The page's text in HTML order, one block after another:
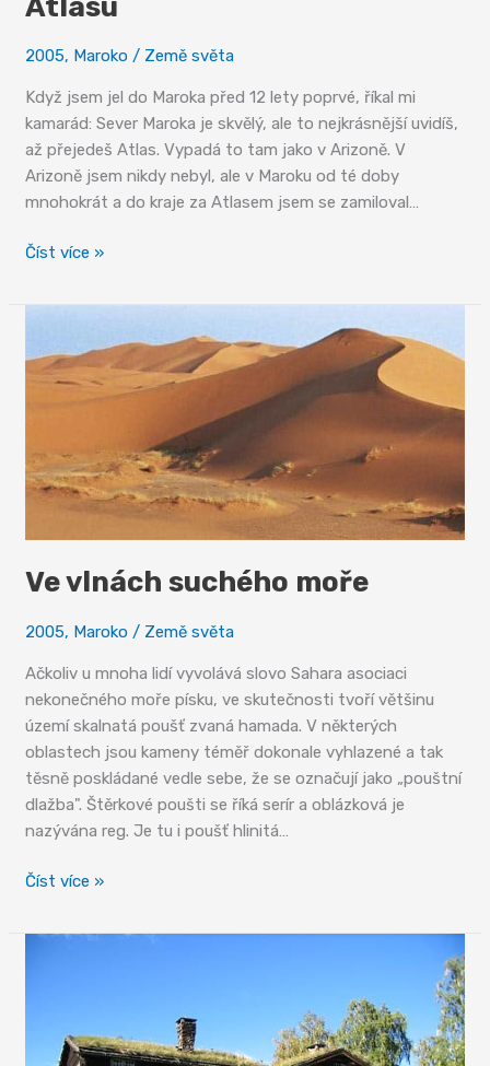
2005, Maroko / Země světa
Když jsem jel do Maroka před 12 lety poprvé, říkal mi
kamarád: Sever Maroka je skvělý, ale to nejkrásnější uvidíš,
až přejedeš Atlas. Vypadá to tam jako v Arizoně. V
Arizoně jsem nikdy nebyl, ale v Maroku od té doby
mnohokrát a do kraje za Atlasem jsem se zamiloval…
Křížem
pustinami
Číst více »
Ve vlnách suchého moře
2005, Maroko / Země světa
Ačkoliv u mnoha lidí vyvolává slovo Sahara asociaci
nekonečného moře písku, ve skutečnosti tvoří většinu
území skalnatá poušť zvaná hamada. V některých
oblastech jsou kameny téměř dokonale vyhlazené a tak
těsně poskládané vedle sebe, že se označují jako „pouštní
dlažba". Štěrkové poušti se říká serír a oblázková je
nazývána reg. Je tu i poušť hlinitá…
Ve
suchého
Číst více »